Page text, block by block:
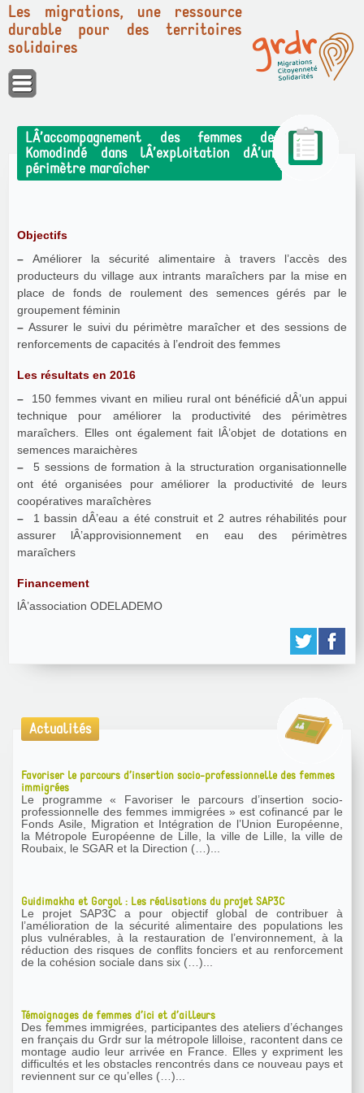
Panneau de gestion des cookies
Les migrations, une ressource
durable pour des territoires
solidaires
LÂ’accompagnement des femmes de
Komodindé dans lÂ’exploitation dÂ’un
périmètre maraîcher
Objectifs
– Améliorer la sécurité alimentaire à travers l’accès des
producteurs du village aux intrants maraîchers par la mise en
place de fonds de roulement des semences gérés par le
groupement féminin
– Assurer le suivi du périmètre maraîcher et des sessions de
renforcements de capacités à l’endroit des femmes
Les résultats en 2016
– 150 femmes vivant en milieu rural ont bénéficié dÂ’un appui
technique pour améliorer la productivité des périmètres
maraîchers. Elles ont également fait lÂ’objet de dotations en
semences maraichères
– 5 sessions de formation à la structuration organisationnelle
ont été organisées pour améliorer la productivité de leurs
coopératives maraîchères
– 1 bassin dÂ’eau a été construit et 2 autres réhabilités pour
assurer lÂ’approvisionnement en eau des périmètres
maraîchers
Financement
lÂ’association ODELADEMO
Actualités
Favoriser le parcours d’insertion socio-professionnelle des femmes
immigrées
Le programme « Favoriser le parcours d’insertion socio-
professionnelle des femmes immigrées » est cofinancé par le
Fonds Asile, Migration et Intégration de l’Union Européenne,
la Métropole Européenne de Lille, la ville de Lille, la ville de
Roubaix, le SGAR et la Direction (…)...
Guidimakha et Gorgol : Les réalisations du projet SAP3C
Le projet SAP3C a pour objectif global de contribuer à
l’amélioration de la sécurité alimentaire des populations les
plus vulnérables, à la restauration de l’environnement, à la
réduction des risques de conflits fonciers et au renforcement
de la cohésion sociale dans six (…)...
Témoignages de femmes d’ici et d’ailleurs
Des femmes immigrées, participantes des ateliers d’échanges
en français du Grdr sur la métropole lilloise, racontent dans ce
montage audio leur arrivée en France. Elles y expriment les
difficultés et les obstacles rencontrés dans ce nouveau pays et
reviennent sur ce qu’elles (…)...